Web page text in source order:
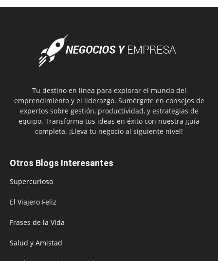
Tu destino en línea para explorar el mundo del
emprendimiento y el liderazgo. Sumérgete en consejos de
expertos sobre gestión, productividad, y estrategias de
equipo. Transforma tus ideas en éxito con nuestra guía
completa. ¡Lleva tu negocio al siguiente nivel!
Otros Blogs Interesantes
Supercurioso
El Viajero Feliz
Frases de la Vida
Salud y Amistad